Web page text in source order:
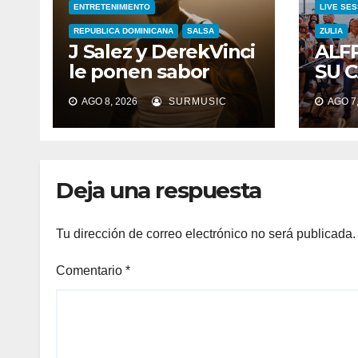
ENTRETENIMIENTO
REPUBLICA DOMINICANA SALSA
J Salez y DerekVinci
le ponen sabor
caribeño a la salsa
con “Atrévete”
AGO 8, 2026 SURMUSIC
LIVE
ZULIA
SU
AGO
Deja una respuesta
Tu dirección de correo electrónico no será publicada.
Comentario *